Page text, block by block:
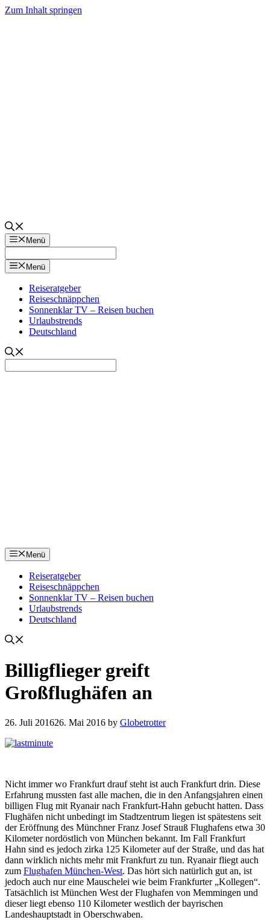
Zum Inhalt springen
Menü
Menü
Reiseratgeber
Reiseschnäppchen
Sonnenklar TV – Reisen buchen
Urlaubstrends
Deutschland
Menü
Reiseratgeber
Reiseschnäppchen
Sonnenklar TV – Reisen buchen
Urlaubstrends
Deutschland
Billigflieger greift
Großflughäfen an
26. Juli 201626. Mai 2016 by Globetrotter
Nicht immer wo Frankfurt drauf steht ist auch Frankfurt drin. Diese
Erfahrung mussten fast alle machen, die in den Anfangsjahren einen
billigen Flug mit Ryanair nach Frankfurt-Hahn gebucht hatten. Dass
Flughäfen nicht unbedingt im Stadtzentrum liegen ist spätestens seit
der Eröffnung des Münchner Franz Josef Strauß Flughafens etwa 30
Kilometer nordöstlich von München bekannt. Im Fall Frankfurt
Hahn sind es jedoch zirka 125 Kilometer auf der Straße, und das hat
dann wirklich nichts mehr mit Frankfurt zu tun. Ryanair fliegt auch
zum Flughafen München-West. Das hört sich natürlich gut an, ist
jedoch auch nur eine Mauschelei wie beim Frankfurter „Kollegen“.
Tatsächlich ist München West der Flughafen von Memmingen und
dieser liegt ebenso 110 Kilometer westlich der bayrischen
Landeshauptstadt in Oberschwaben.